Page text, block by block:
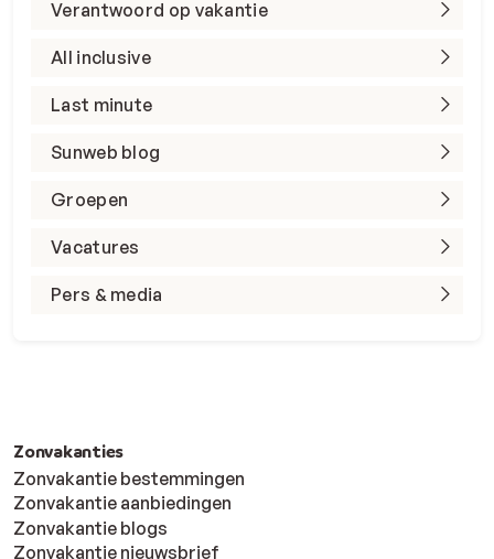
Verantwoord op vakantie
All inclusive
Last minute
Sunweb blog
Groepen
Vacatures
Pers & media
Zonvakanties
Zonvakantie bestemmingen
Zonvakantie aanbiedingen
Zonvakantie blogs
Zonvakantie nieuwsbrief